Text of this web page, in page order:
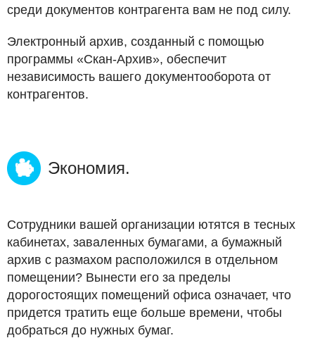
среди документов контрагента вам не под силу.
Электронный архив, созданный с помощью
программы «Скан-Архив», обеспечит
независимость вашего документооборота от
контрагентов.
Экономия.
Сотрудники вашей организации ютятся в тесных
кабинетах, заваленных бумагами, а бумажный
архив с размахом расположился в отдельном
помещении? Вынести его за пределы
дорогостоящих помещений офиса означает, что
придется тратить еще больше времени, чтобы
добраться до нужных бумаг.